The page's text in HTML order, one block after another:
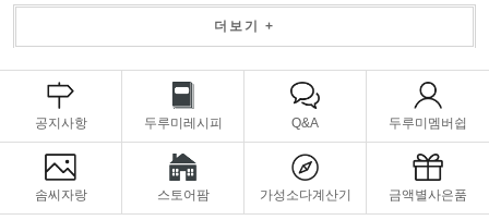
더보기 +
공지사항 두루미레시피 Q&A 두루미멤버쉽
솜씨자랑 스토어팜 가성소다계산기 금액별사은품